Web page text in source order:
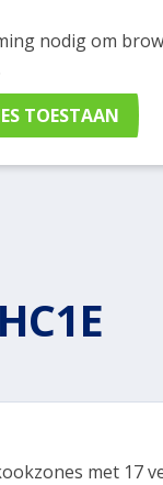
apparaten en
met 17
nodig om